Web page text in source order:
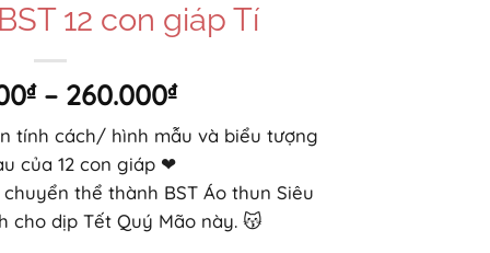
12 con giáp Tí
₫ – 260.000₫Khoảng
giá:
từ
240.000₫
đến
260.000₫
tính cách/ hình mẫu và biểu tượng
của 12 con giáp ❤
thể thành BST Áo thun Siêu
cho dịp Tết Quý Mão này. 😽